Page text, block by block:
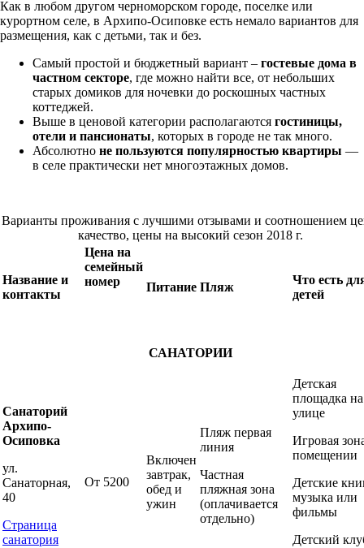
Как в любом другом черноморском городе, поселке или
курортном селе, в Архипо-Осиповке есть немало вариантов для
размещения, как с детьми, так и без.
Самый простой и бюджетный вариант – гостевые дома в
частном секторе, где можно найти все, от небольших
старых домиков для ночевки до роскошных частных
коттеджей.
Выше в ценовой категории располагаются гостиницы,
отели и пансионаты, которых в городе не так много.
Абсолютно не пользуются популярностью квартиры —
в селе практически нет многоэтажных домов.
Варианты проживания с лучшими отзывами и соотношением
качество, цены на высокий сезон 2018 г.
Название и
контакты
Цена на
семейный
номер
Питание Пляж
Что есть
детей
САНАТОРИИ
Санаторий
Архипо-
Осиповка
ул.
Санаторная,
40
Страница
санатория
От 5200
Включен
завтрак,
обед и
ужин
Пляж первая
линия
Частная
пляжная зона
(оплачивается
отдельно)
Детская
площадка на
улице
Игровая
помещении
Детские
музыка или
фильмы
Детский